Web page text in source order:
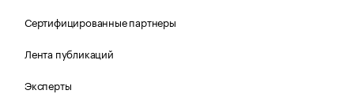
Сертифицированные партнеры
Лента публикаций
Эксперты